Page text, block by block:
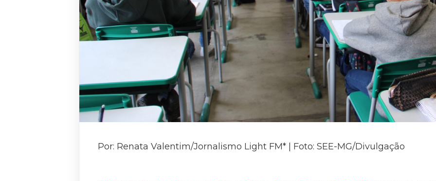
Por: Renata Valentim/Jornalismo Light FM* | Foto: SEE-MG/Divulgação